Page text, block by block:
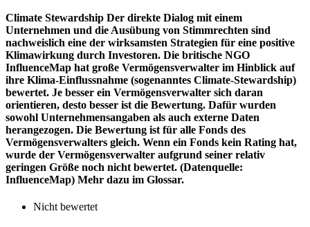
Climate Stewardship Der direkte Dialog mit einem
Unternehmen und die Ausübung von Stimmrechten sind
nachweislich eine der wirksamsten Strategien für eine positive
Klimawirkung durch Investoren. Die britische NGO
InfluenceMap hat große Vermögensverwalter im Hinblick auf
ihre Klima-Einflussnahme (sogenanntes Climate-Stewardship)
bewertet. Je besser ein Vermögensverwalter sich daran
orientieren, desto besser ist die Bewertung. Dafür wurden
sowohl Unternehmensangaben als auch externe Daten
herangezogen. Die Bewertung ist für alle Fonds des
Vermögensverwalters gleich. Wenn ein Fonds kein Rating hat,
wurde der Vermögensverwalter aufgrund seiner relativ
geringen Größe noch nicht bewertet. (Datenquelle:
InfluenceMap) Mehr dazu im Glossar.
Nicht bewertet